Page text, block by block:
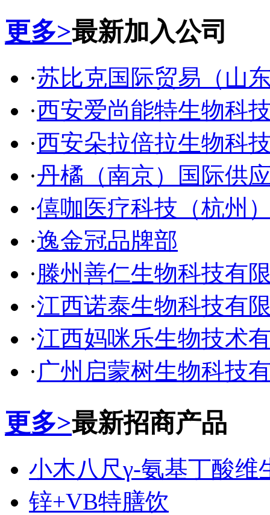
更多>最新加入公司
·苏比克国际贸易（山
·西安爱尚能特生物科
·西安朵拉倍拉生物科
·丹橘（南京）国际供
·僖咖医疗科技（杭州
·逸金冠品牌部
·滕州善仁生物科技有
·江西诺泰生物科技有
·江西妈咪乐生物技术
·广州启蒙树生物科技
更多>最新招商产品
小木八尺γ-氨基丁酸
锌+VB特膳饮